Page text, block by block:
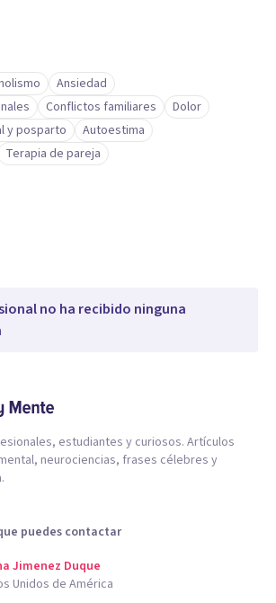
Ansiedad
Conflictos familiares
Dolor
y posparto
Autoestima
Terapia de pareja
no ha recibido ninguna
estudiantes y curiosos. Artículos
neurociencias, frases célebres y
puedes contactar
Jimenez Duque
Unidos de América